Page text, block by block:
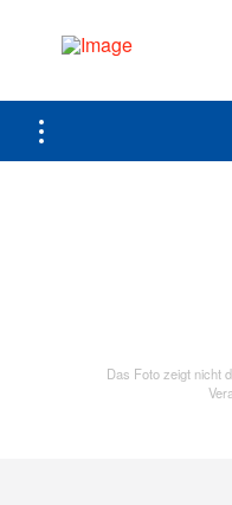
Das Foto zeigt nicht